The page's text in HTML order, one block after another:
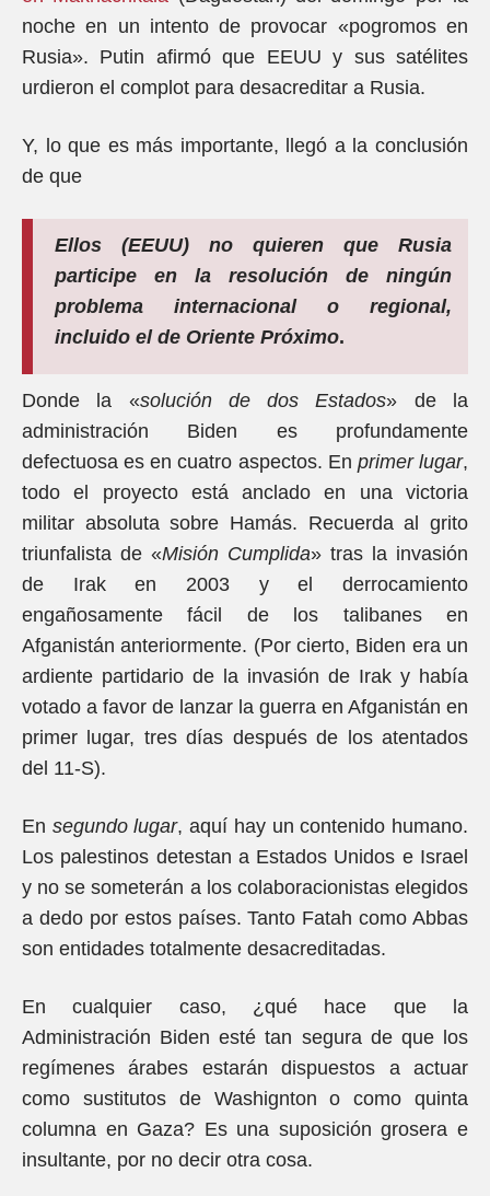
noche en un intento de provocar «pogromos en
Rusia». Putin afirmó que EEUU y sus satélites
urdieron el complot para desacreditar a Rusia.
Y, lo que es más importante, llegó a la conclusión
de que
Ellos (EEUU) no quieren que Rusia
participe en la resolución de ningún
problema internacional o regional,
incluido el de Oriente Próximo.
Donde la «solución de dos Estados» de la
administración Biden es profundamente
defectuosa es en cuatro aspectos. En primer lugar,
todo el proyecto está anclado en una victoria
militar absoluta sobre Hamás. Recuerda al grito
triunfalista de «Misión Cumplida» tras la invasión
de Irak en 2003 y el derrocamiento
engañosamente fácil de los talibanes en
Afganistán anteriormente. (Por cierto, Biden era un
ardiente partidario de la invasión de Irak y había
votado a favor de lanzar la guerra en Afganistán en
primer lugar, tres días después de los atentados
del 11-S).
En segundo lugar, aquí hay un contenido humano.
Los palestinos detestan a Estados Unidos e Israel
y no se someterán a los colaboracionistas elegidos
a dedo por estos países. Tanto Fatah como Abbas
son entidades totalmente desacreditadas.
En cualquier caso, ¿qué hace que la
Administración Biden esté tan segura de que los
regímenes árabes estarán dispuestos a actuar
como sustitutos de Washignton o como quinta
columna en Gaza? Es una suposición grosera e
insultante, por no decir otra cosa.